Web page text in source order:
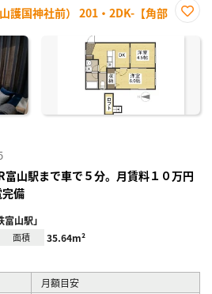
護国神社前） 201・2DK-【角部
に入
富山駅まで車で５分。月賃料１０万円
備
山駅」
面積 35.64m²
月額目安